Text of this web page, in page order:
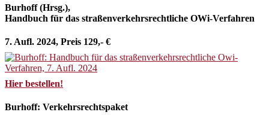
Burhoff (Hrsg.),
Handbuch für das straßenverkehrsrechtliche OWi-Verfahren
7. Aufl. 2024, Preis 129,- €
Hier bestellen!
Burhoff: Verkehrsrechtspaket